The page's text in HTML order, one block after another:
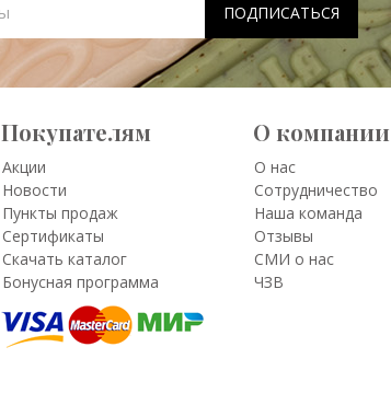
Покупателям
Акции
Новости
Пункты продаж
Сертификаты
Скачать каталог
Бонусная программа
О компании
О нас
Сотрудничество
Наша команда
Отзывы
СМИ о нас
ЧЗВ